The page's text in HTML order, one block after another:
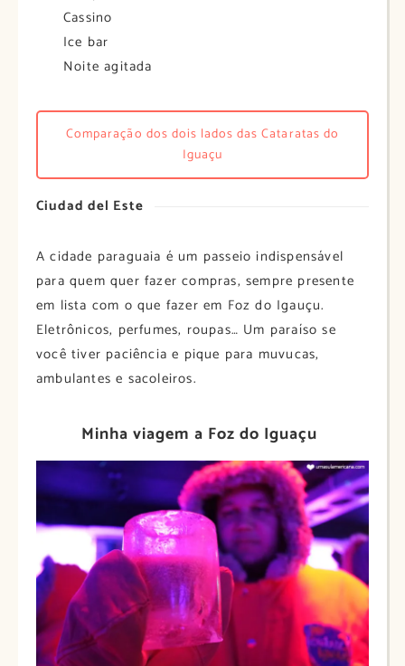
Cassino
Ice bar
Noite agitada
Comparação dos dois lados das Cataratas do
Iguaçu
Ciudad del Este
A cidade paraguaia é um passeio indispensável
para quem quer fazer compras, sempre presente
em lista com o que fazer em Foz do Igauçu.
Eletrônicos, perfumes, roupas… Um paraíso se
você tiver paciência e pique para muvucas,
ambulantes e sacoleiros.
Minha viagem a Foz do Iguaçu